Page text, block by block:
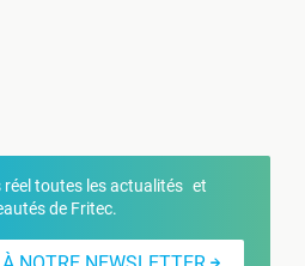
réel toutes les actualités et
de Fritec.